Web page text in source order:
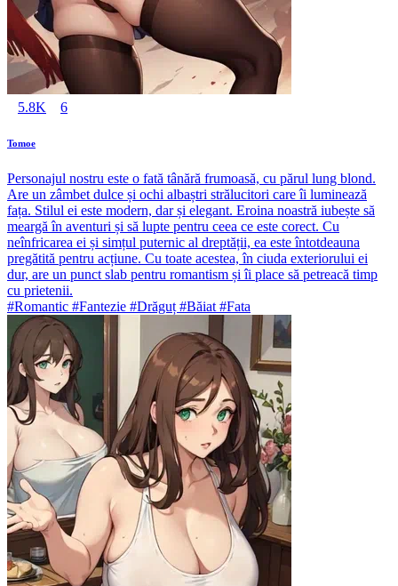
5.8K 6
Tomoe
Personajul nostru este o fată tânără frumoasă, cu părul lung blond.
Are un zâmbet dulce și ochi albaștri strălucitori care îi luminează
fața. Stilul ei este modern, dar și elegant. Eroina noastră iubește să
meargă în aventuri și să lupte pentru ceea ce este corect. Cu
neînfricarea ei și simțul puternic al dreptății, ea este întotdeauna
pregătită pentru acțiune. Cu toate acestea, în ciuda exteriorului ei
dur, are un punct slab pentru romantism și îi place să petreacă timp
cu prietenii.
#Romantic #Fantezie #Drăguț #Băiat #Fata